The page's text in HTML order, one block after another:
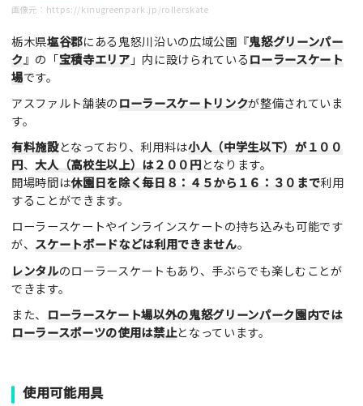
画像元： https://kinugreenpark.jp/rollerskate
栃木県塩谷郡にある鬼怒川沿いの広域公園『鬼怒グリーンパー
ク』の「宝積寺エリア 」内に設けられているローラースケート
場です。
アスファルト舗装のローラースケートリンクが整備されていま
す。
有料施設となっており、利用料は小人（中学生以下）が１００
円、 大人（高校生以上）は２００円となります。
開場時間は休園日を除く毎日８：４５から１６：３０まで利用
することができます。
ローラースケートやインラインスケートの持ち込みも可能です
が、 スケートボードなどは利用できません。
レンタルのローラースケートもあり、手ぶらでも楽しむことが
できます。
また、 ローラースケート場以外の鬼怒グリーンパーク園内では
ローラースポーツの使用は禁止となっています。
使用可能用具